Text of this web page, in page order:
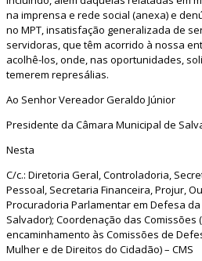
na imprensa e rede social (anexa) e
no MPT, insatisfação generalizada de
servidoras, que têm acorrido à nossa
acolhê-los, onde, nas oportunidades,
temerem represálias.
Ao Senhor Vereador Geraldo Júnior
Presidente da Câmara Municipal de
Nesta
C/c.: Diretoria Geral, Controladoria,
Pessoal, Secretaria Financeira, Projur,
Procuradoria Parlamentar em Defesa
Salvador); Coordenação das Comissões
encaminhamento às Comissões de
Mulher e de Direitos do Cidadão) – CMS